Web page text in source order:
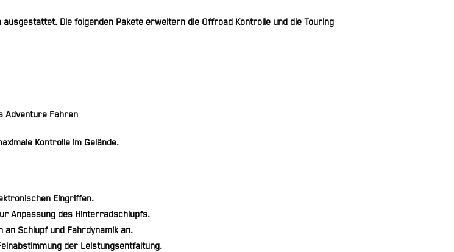
Die folgenden Pakete erweitern die Offroad Kontrolle und die Touring
Adventure Fahren
Kontrolle im Gelände.
Eingriffen.
Anpassung des Hinterradschlupfs.
Schlupf und Fahrdynamik an.
der Leistungsentfaltung.